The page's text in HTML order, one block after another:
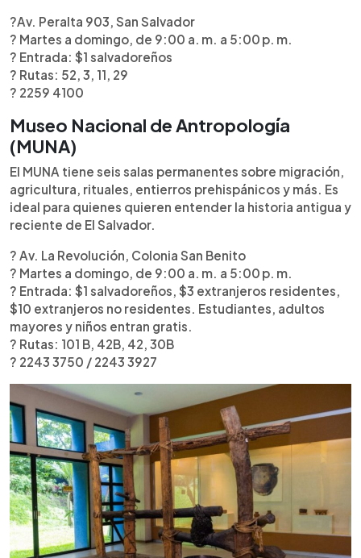
?Av. Peralta 903, San Salvador
? Martes a domingo, de 9:00 a. m. a 5:00 p. m.
?️ Entrada: $1 salvadoreños
? Rutas: 52, 3, 11, 29
? 2259 4100
Museo Nacional de Antropología
(MUNA)
El MUNA tiene seis salas permanentes sobre migración,
agricultura, rituales, entierros prehispánicos y más. Es
ideal para quienes quieren entender la historia antigua y
reciente de El Salvador.
? Av. La Revolución, Colonia San Benito
? Martes a domingo, de 9:00 a. m. a 5:00 p. m.
?️ Entrada: $1 salvadoreños, $3 extranjeros residentes,
$10 extranjeros no residentes. Estudiantes, adultos
mayores y niños entran gratis.
? Rutas: 101 B, 42B, 42, 30B
? 2243 3750 / 2243 3927